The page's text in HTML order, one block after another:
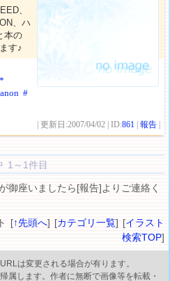
、
、ハ
本の
す♪
*
#
| 更新日:2007/04/02 | ID:861 |報告
1～1件目
御座いましたら[報告]よりご連絡く
[↑先頭へ] [カテゴリ一覧] [イラスト
検索TOP]
は変更される場合が有ります。
属します。作者に無断で画像等を転載・